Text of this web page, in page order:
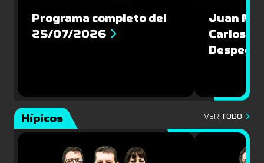
Programa completo del
25/07/2026
Juan
Carlos
Hípicos VER TODO